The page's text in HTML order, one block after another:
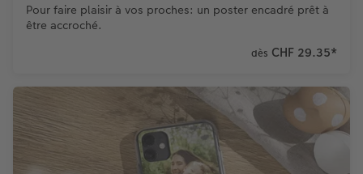
Pour faire plaisir à vos proches: un poster encadré prêt à
être accroché.
dès CHF 29.35*